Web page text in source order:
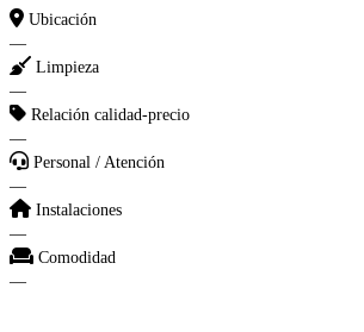
Ubicación
—
Limpieza
—
Relación calidad-precio
—
Personal / Atención
—
Instalaciones
—
Comodidad
—